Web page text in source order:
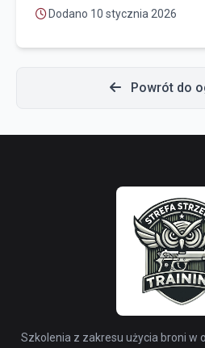
Dodano 10 stycznia 2026
Powrót do
Szkolenia z zakresu użycia broni w